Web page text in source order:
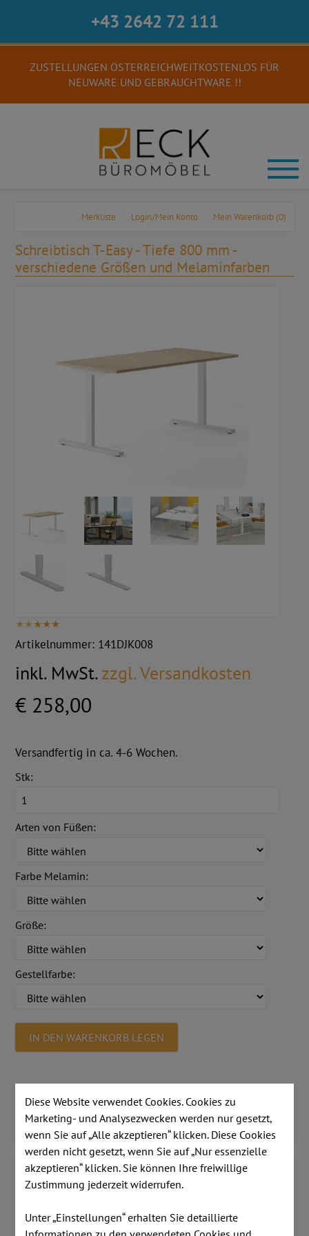
+43 2642 72 111
ZUSTELLUNGEN ÖSTERREICHWEITKOSTENLOS FÜR
NEUWARE UND GEBRAUCHTWARE !!
Mein Warenkorb (0)
Login/Mein Konto
Merkliste
Schreibtisch T-Easy - Tiefe 800 mm -
verschiedene Größen und Melaminfarben
Artikelnummer: 141DJK008
inkl. MwSt.zzgl. Versandkosten
€ 258,00
Versandfertig in ca. 4-6 Wochen.
Stk:
Arten von Füßen:
Farbe Melamin:
Größe:
Gestellfarbe:
IN DEN WARENKORB LEGEN
Detailinformationen
Kundenmeinungen
Zusatzinformationen
Melamin Farbe (zum Vergrößern bitte
anklicken)
Schreibtisch T-Easy - Tiefe 800 mm -
Diese Website verwendet Cookies. Cookies zu
Marketing- und Analysezwecken werden nur gesetzt,
wenn Sie auf „Alle akzeptieren“ klicken. Diese Cookies
werden nicht gesetzt, wenn Sie auf „Nur essenzielle
akzeptieren“ klicken. Sie können Ihre freiwillige
Zustimmung jederzeit widerrufen.
Unter „Einstellungen“ erhalten Sie detaillierte